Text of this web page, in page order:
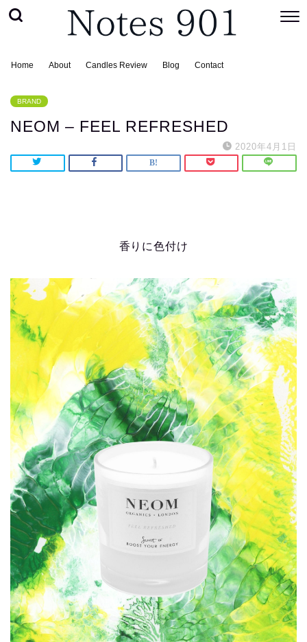
Home About Candles Review Blog Contact
BRAND
NEOM – FEEL REFRESHED
2020年4月1日
香りに色付け